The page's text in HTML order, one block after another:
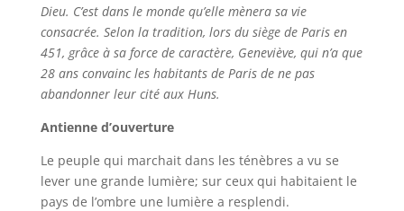
Dieu. C’est dans le monde qu’elle mènera sa vie
consacrée. Selon la tradition, lors du siège de Paris en
451, grâce à sa force de caractère, Geneviève, qui n’a que
28 ans convainc les habitants de Paris de ne pas
abandonner leur cité aux Huns.
Antienne d’ouverture
Le peuple qui marchait dans les ténèbres a vu se
lever une grande lumière; sur ceux qui habitaient le
pays de l’ombre une lumière a resplendi.